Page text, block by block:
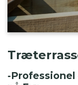
-